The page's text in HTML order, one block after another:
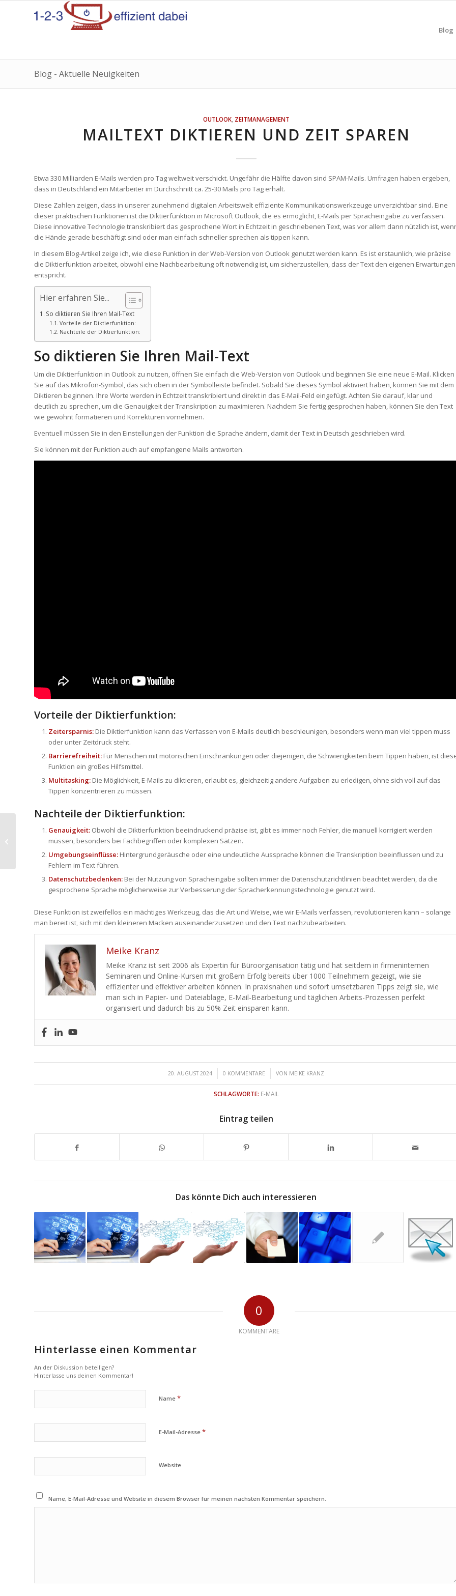
Blog
Blog - Aktuelle Neuigkeiten
OUTLOOK, ZEITMANAGEMENT
MAILTEXT DIKTIEREN UND ZEIT SPAREN
Etwa 330 Milliarden E-Mails werden pro Tag weltweit verschickt. Ungefähr die Hälfte davon sind SPAM-Mails. Umfragen haben ergeben,
dass in Deutschland ein Mitarbeiter im Durchschnitt ca. 25-30 Mails pro Tag erhält.
Diese Zahlen zeigen, dass in unserer zunehmend digitalen Arbeitswelt effiziente Kommunikationswerkzeuge unverzichtbar sind. Eine
dieser praktischen Funktionen ist die Diktierfunktion in Microsoft Outlook, die es ermöglicht, E-Mails per Spracheingabe zu verfassen.
Diese innovative Technologie transkribiert das gesprochene Wort in Echtzeit in geschriebenen Text, was vor allem dann nützlich ist,
die Hände gerade beschäftigt sind oder man einfach schneller sprechen als tippen kann.
In diesem Blog-Artikel zeige ich, wie diese Funktion in der Web-Version von Outlook genutzt werden kann. Es ist erstaunlich, wie präzise
die Diktierfunktion arbeitet, obwohl eine Nachbearbeitung oft notwendig ist, um sicherzustellen, dass der Text den eigenen Erwartungen
entspricht.
Hier erfahren Sie...
So diktieren Sie Ihren Mail-Text
Vorteile der Diktierfunktion:
Nachteile der Diktierfunktion:
So diktieren Sie Ihren Mail-Text
Um die Diktierfunktion in Outlook zu nutzen, öffnen Sie einfach die Web-Version von Outlook und beginnen Sie eine neue E-Mail. Klicken
Sie auf das Mikrofon-Symbol, das sich oben in der Symbolleiste befindet. Sobald Sie dieses Symbol aktiviert haben, können Sie mit dem
Diktieren beginnen. Ihre Worte werden in Echtzeit transkribiert und direkt in das E-Mail-Feld eingefügt. Achten Sie darauf, klar und
deutlich zu sprechen, um die Genauigkeit der Transkription zu maximieren. Nachdem Sie fertig gesprochen haben, können Sie den Text
wie gewohnt formatieren und Korrekturen vornehmen.
Eventuell müssen Sie in den Einstellungen der Funktion die Sprache ändern, damit der Text in Deutsch geschrieben wird.
Sie können mit der Funktion auch auf empfangene Mails antworten.
Vorteile der Diktierfunktion:
Zeitersparnis: Die Diktierfunktion kann das Verfassen von E-Mails deutlich beschleunigen, besonders wenn man viel tippen muss
oder unter Zeitdruck steht.
Barrierefreiheit: Für Menschen mit motorischen Einschränkungen oder diejenigen, die Schwierigkeiten beim Tippen haben, ist
Funktion ein großes Hilfsmittel.
Multitasking: Die Möglichkeit, E-Mails zu diktieren, erlaubt es, gleichzeitig andere Aufgaben zu erledigen, ohne sich voll auf das
Tippen konzentrieren zu müssen.
Nachteile der Diktierfunktion:
Genauigkeit: Obwohl die Diktierfunktion beeindruckend präzise ist, gibt es immer noch Fehler, die manuell korrigiert werden
müssen, besonders bei Fachbegriffen oder komplexen Sätzen.
Umgebungseinflüsse: Hintergrundgeräusche oder eine undeutliche Aussprache können die Transkription beeinflussen und zu
Fehlern im Text führen.
Datenschutzbedenken: Bei der Nutzung von Spracheingabe sollten immer die Datenschutzrichtlinien beachtet werden, da die
gesprochene Sprache möglicherweise zur Verbesserung der Spracherkennungstechnologie genutzt wird.
Diese Funktion ist zweifellos ein mächtiges Werkzeug, das die Art und Weise, wie wir E-Mails verfassen, revolutionieren kann – solange
man bereit ist, sich mit den kleineren Macken auseinanderzusetzen und den Text nachzubearbeiten.
Meike Kranz
Meike Kranz ist seit 2006 als Expertin für Büroorganisation tätig und hat seitdem in firmeninternen
Seminaren und Online-Kursen mit großem Erfolg bereits über 1000 Teilnehmern gezeigt, wie sie
effizienter und effektiver arbeiten können. In praxisnahen und sofort umsetzbaren Tipps zeigt sie, wie
man sich in Papier- und Dateiablage, E-Mail-Bearbeitung und täglichen Arbeits-Prozessen perfekt
organisiert und dadurch bis zu 50% Zeit einsparen kann.
20. AUGUST 2024
/ 0 KOMMENTARE
/ VON MEIKE KRANZ
SCHLAGWORTE: E-MAIL
Eintrag teilen
Das könnte Dich auch interessieren
0
KOMMENTARE
Hinterlasse einen Kommentar
An der Diskussion beteiligen?
Hinterlasse uns deinen Kommentar!
Name *
E-Mail-Adresse *
Website
Name, E-Mail-Adresse und Website in diesem Browser für meinen nächsten Kommentar speichern.
3 Möglichkeiten um Besprechungen
effizienter zu organisieren